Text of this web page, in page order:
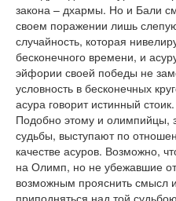
закона – дхармы. Но и Бали
своем поражении лишь
случайность, которая
бесконечного времени, и
эйфории своей победы не
условность в бесконечных
асура говорит истинный стоик.
Подобно этому и олимпийцы,
судьбы, выступают по
качестве асуров. Возможно,
на Олимп, но не убежавшие
возможным прояснить смысл
приподняться над той